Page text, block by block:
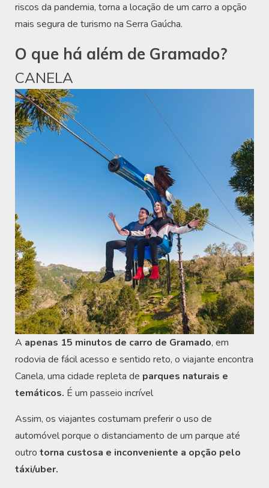
riscos da pandemia, torna a locação de um carro a opção
mais segura de turismo na Serra Gaúcha.
O que há além de Gramado?
CANELA
A apenas 15 minutos de carro de Gramado, em
rodovia de fácil acesso e sentido reto, o viajante encontra
Canela, uma cidade repleta de parques naturais e
temáticos. É um passeio incrível
Assim, os viajantes costumam preferir o uso de
automóvel porque o distanciamento de um parque até
outro torna custosa e inconveniente a opção pelo
táxi/uber.